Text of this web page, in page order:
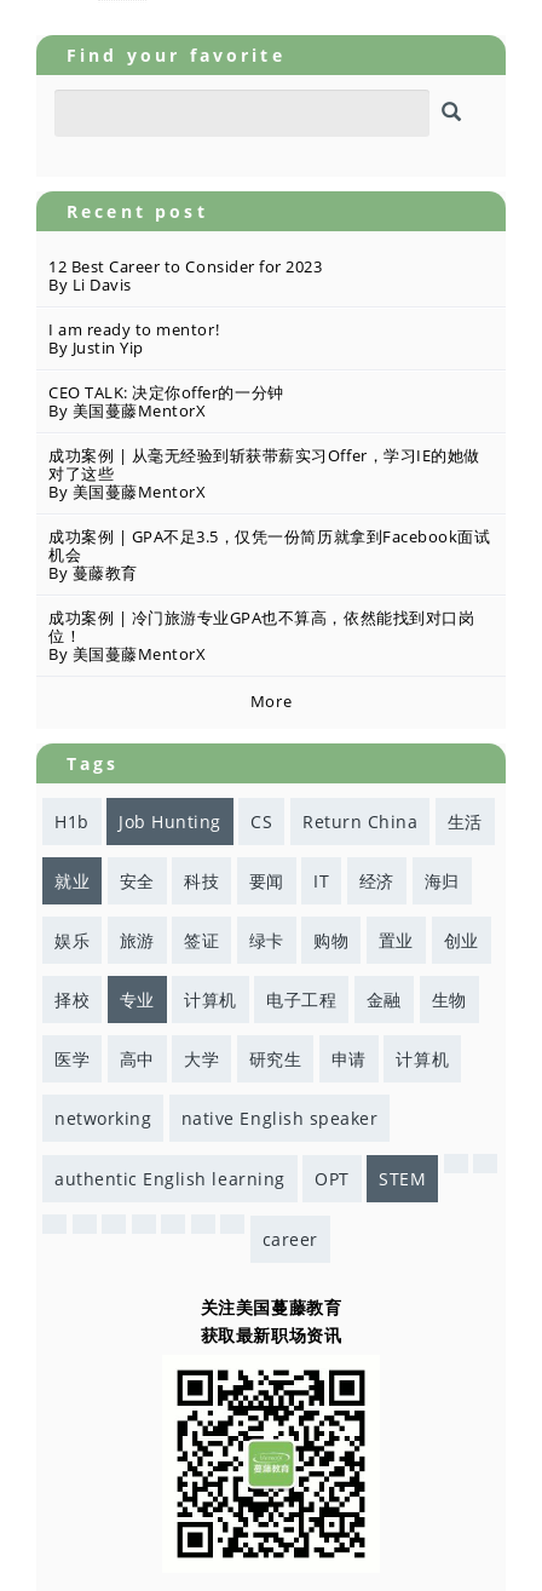
Find your favorite
Recent post
12 Best Career to Consider for 2023
By Li Davis
I am ready to mentor!
By Justin Yip
CEO TALK: 决定你offer的一分钟
By 美国蔓藤MentorX
成功案例 | 从毫无经验到斩获带薪实习Offer，学习IE的她做
对了这些
By 美国蔓藤MentorX
成功案例 | GPA不足3.5，仅凭一份简历就拿到Facebook面试
机会
By 蔓藤教育
成功案例 | 冷门旅游专业GPA也不算高，依然能找到对口岗
位！
By 美国蔓藤MentorX
More
Tags
H1b Job Hunting CS Return China 生活
就业 安全 科技 要闻 IT 经济 海归
娱乐 旅游 签证 绿卡 购物 置业 创业
择校 专业 计算机 电子工程 金融 生物
医学 高中 大学 研究生 申请 计算机
networking native English speaker
authentic English learning OPT STEM
career
关注美国蔓藤教育
获取最新职场资讯